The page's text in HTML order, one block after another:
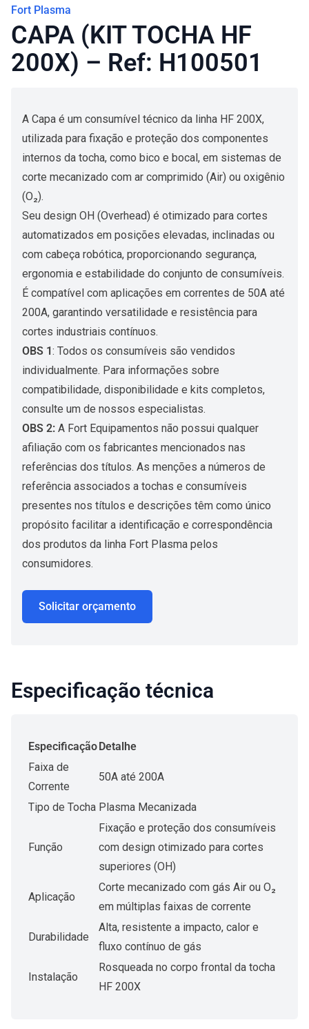
Fort Plasma
CAPA (KIT TOCHA HF
200X) – Ref: H100501
A Capa é um consumível técnico da linha HF 200X,
utilizada para fixação e proteção dos componentes
internos da tocha, como bico e bocal, em sistemas de
corte mecanizado com ar comprimido (Air) ou oxigênio
(O₂).
Seu design OH (Overhead) é otimizado para cortes
automatizados em posições elevadas, inclinadas ou
com cabeça robótica, proporcionando segurança,
ergonomia e estabilidade do conjunto de consumíveis.
É compatível com aplicações em correntes de 50A até
200A, garantindo versatilidade e resistência para
cortes industriais contínuos.
OBS 1: Todos os consumíveis são vendidos
individualmente. Para informações sobre
compatibilidade, disponibilidade e kits completos,
consulte um de nossos especialistas.
OBS 2: A Fort Equipamentos não possui qualquer
afiliação com os fabricantes mencionados nas
referências dos títulos. As menções a números de
referência associados a tochas e consumíveis
presentes nos títulos e descrições têm como único
propósito facilitar a identificação e correspondência
dos produtos da linha Fort Plasma pelos
consumidores.
Solicitar orçamento
Especificação técnica
EspecificaçãoDetalhe
Faixa de
Corrente
50A até 200A
Tipo de Tocha Plasma Mecanizada
Função
Fixação e proteção dos consumíveis
com design otimizado para cortes
superiores (OH)
Aplicação
Corte mecanizado com gás Air ou O₂
em múltiplas faixas de corrente
Durabilidade
Alta, resistente a impacto, calor e
fluxo contínuo de gás
Instalação
Rosqueada no corpo frontal da tocha
HF 200X